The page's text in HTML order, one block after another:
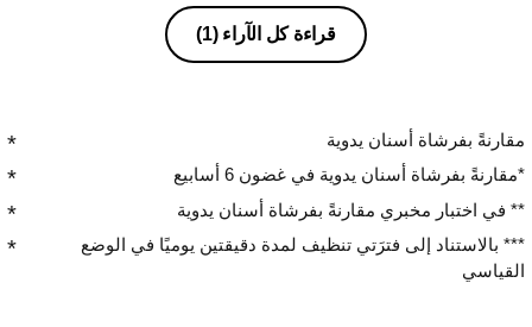
قراءة كل الآراء(1)
مقارنةً بفرشاة أسنان يدوية
*مقارنةً بفرشاة أسنان يدوية في غضون 6 أسابيع
** في اختبار مخبري مقارنةً بفرشاة أسنان يدوية
*** بالاستناد إلى فترَتي تنظيف لمدة دقيقتين يوميًا في الوضع
القياسي